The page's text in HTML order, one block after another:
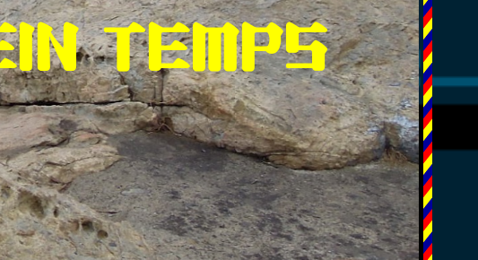
TEMPS